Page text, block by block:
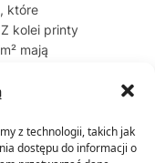
z technologii, takich jak
dostępu do informacji o
które
kolei printy
mają
Oba
do